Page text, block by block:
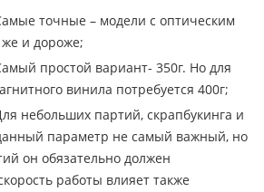
точные – модели с оптическим
и дороже;
простой вариант- 350г. Но для
винила потребуется 400г;
небольших партий, скрапбукинга и
параметр не самый важный, но
он обязательно должен
работы влияет также